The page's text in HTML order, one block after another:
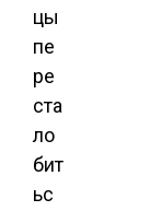
цы
пе
ре
ста
ло
бит
ьс